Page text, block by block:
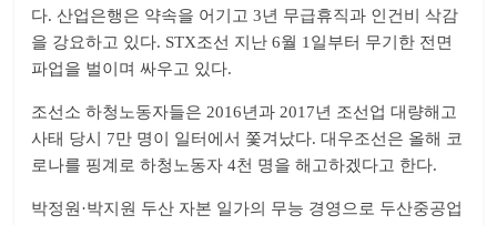
다. 산업은행은 약속을 어기고 3년 무급휴직과 인건비 삭감
을 강요하고 있다. STX조선 지난 6월 1일부터 무기한 전면
파업을 벌이며 싸우고 있다.
조선소 하청노동자들은 2016년과 2017년 조선업 대량해고
사태 당시 7만 명이 일터에서 쫓겨났다. 대우조선은 올해 코
로나를 핑계로 하청노동자 4천 명을 해고하겠다고 한다.
박정원·박지원 두산 자본 일가의 무능 경영으로 두산중공업